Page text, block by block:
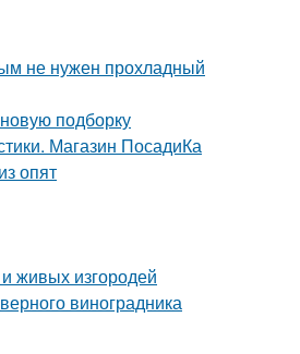
не нужен прохладный
подборку
Магазин ПосадиКа
опят
живых изгородей
виноградника